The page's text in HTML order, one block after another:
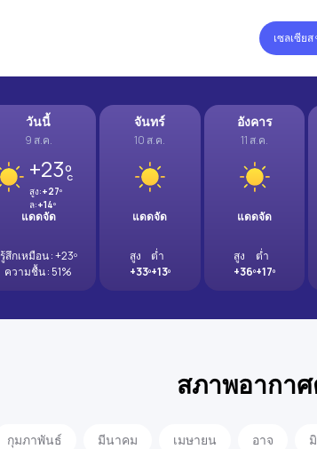
เซลเซียส
วันนี้
9 ส.ค.
แดดจัด
+23º
C
สูง:+27º
ล:+14º
รู้สึกเหมือน : +23º
ความชื้น : 51%
จันทร์
10 ส.ค.
แดดจัด
สูง
+33º
ต่ำ
+13º
อังคาร
11 ส.ค.
แดดจัด
สูง
+36º
ต่ำ
+17º
สภาพอากา
กุมภาพันธ์ มีนาคม เมษายน อาจ